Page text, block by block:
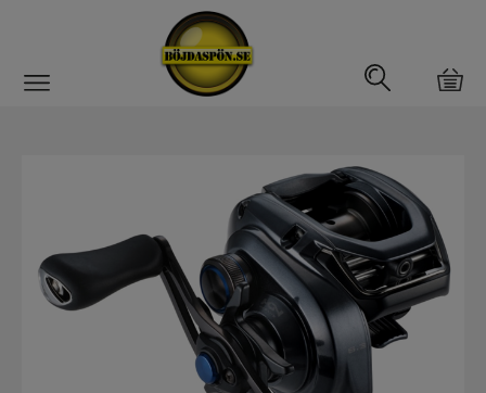
Interfiske
Rullar